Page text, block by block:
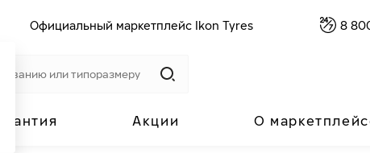
Официальный маркетплейс Ikon Tyres 8
Акции О